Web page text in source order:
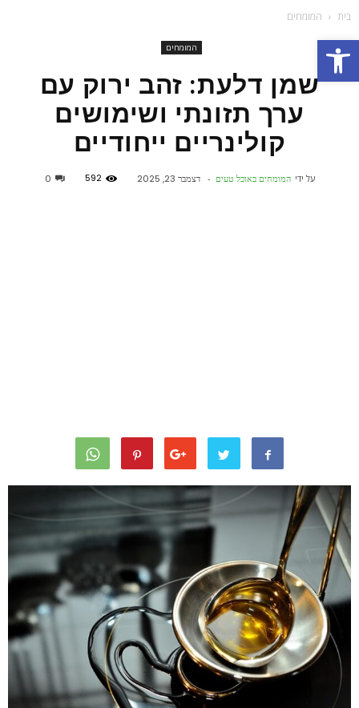
פתח סרגל נגישות
בית המומחים
המומחים
שמן דלעת: זהב ירוק עם
ערך תזונתי ושימושים
קולינריים ייחודיים
על ידי המומחים באוכל טעים - דצמבר 23, 2025 592
0